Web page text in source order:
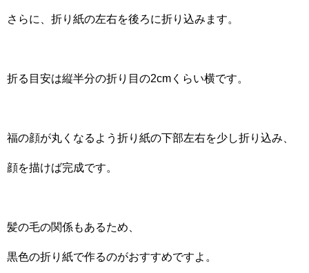
さらに、折り紙の左右を後ろに折り込みます。
折る目安は縦半分の折り目の2cmくらい横です。
福の顔が丸くなるよう折り紙の下部左右を少し折り込み、
顔を描けば完成です。
髪の毛の関係もあるため、
黒色の折り紙で作るのがおすすめですよ。